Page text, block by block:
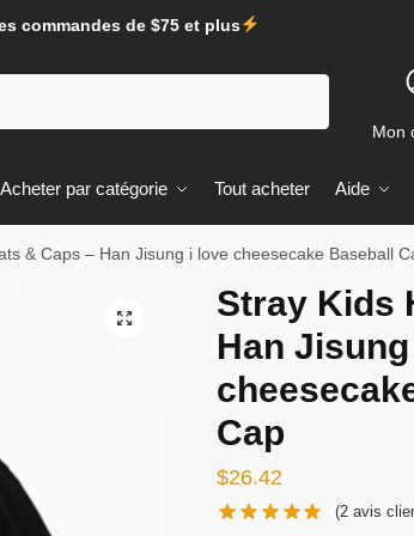
commandes de $75 et plus
Mon
Acheter par catégorie Tout acheter Aide
& Caps – Han Jisung i love cheesecake Baseball
🔍
Stray Kids
Han
Cap
$26.42
(2 avis